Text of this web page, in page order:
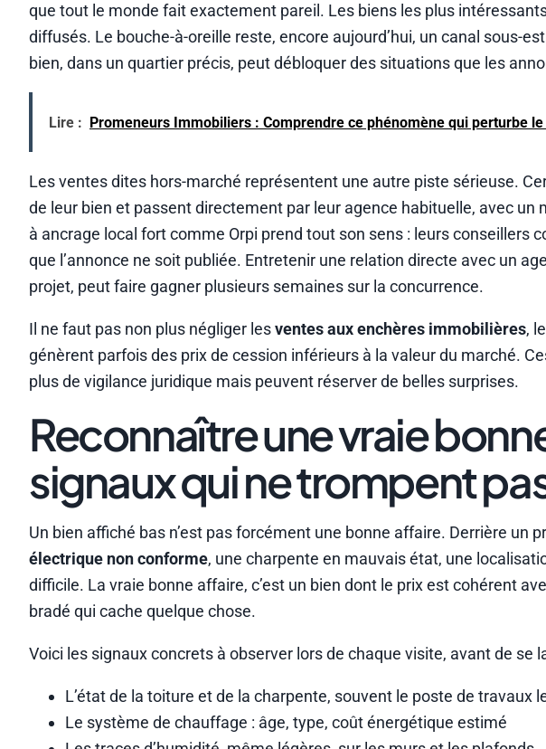
que tout le monde fait exactement pareil. Les biens les plus
diffusés. Le bouche-à-oreille reste, encore aujourd’hui, un canal sous-
bien, dans un quartier précis, peut débloquer des situations que les
Lire : Promeneurs Immobiliers : Comprendre ce phénomène qui perturbe
Les ventes dites hors-marché représentent une autre piste sérieuse.
de leur bien et passent directement par leur agence habituelle, avec un
à ancrage local fort comme Orpi prend tout son sens : leurs conseillers
que l’annonce ne soit publiée. Entretenir une relation directe avec un
projet, peut faire gagner plusieurs semaines sur la concurrence.
Il ne faut pas non plus négliger lesventes aux enchères immobilières,
génèrent parfois des prix de cession inférieurs à la valeur du marché.
plus de vigilance juridique mais peuvent réserver de belles surprises.
Reconnaître une vraie
signaux qui ne trompent
Un bien affiché bas n’est pas forcément une bonne affaire. Derrière un
électrique non conforme, une charpente en mauvais état, une
difficile. La vraie bonne affaire, c’est un bien dont le prix est cohérent
bradé qui cache quelque chose.
Voici les signaux concrets à observer lors de chaque visite, avant de se
L’état de la toiture et de la charpente, souvent le poste de travaux
Le système de chauffage : âge, type, coût énergétique estimé